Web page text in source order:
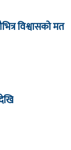
विश्वासको मत